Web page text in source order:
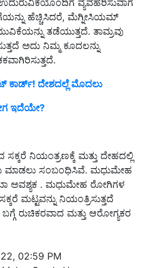
ಉದುರುವಿಕೆಯೊಂದಿಗೆ ವ್ಯವಹರಿಸುವಾಗ
ಹೆಚ್ಚಿಸಿದರೆ, ಮೆಗ್ನೀಸಿಯಮ್
ತಡೆಯುತ್ತದೆ. ತಾಮ್ರವು
ಅದು ನಿಮ್ಮ ಕೂದಲನ್ನು
ಕಾರ್ಡ್‌! ದೇಶದಲ್ಲೆ ಮೊದಲು
ಇದೆಯೇ?
ಸಕ್ಕರೆ ನಿಯಂತ್ರಣಕ್ಕೆ ಮತ್ತು ದೇಹದಲ್ಲಿ
ಮಾಡಲು ಸಂಬಂಧಿಸಿವೆ. ಮಧುಮೇಹ
ಅವಶ್ಯಕ . ಮಧುಮೇಹ ರೋಗಿಗಳ
ಮಟ್ಟವನ್ನು ನಿಯಂತ್ರಿಸುತ್ತದೆ
ರುಚಿಕರವಾದ ಮತ್ತು ಆರೋಗ್ಯಕರ
02:59 PM